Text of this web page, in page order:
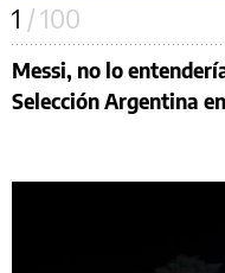
1 / 100
Messi, no lo
Selección Argentina